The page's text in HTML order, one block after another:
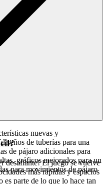
nuevas y
de tuberías para una
de pájaro adicionales para
gráficos mejorados para un
para movimientos de pájaro
desafiante! El juego se vuelve
más rápidas y espacios
es parte de lo que lo hace tan